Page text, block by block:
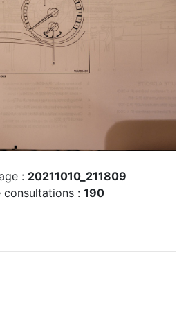
: 20211010_211809
consultations : 190